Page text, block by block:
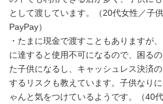
として渡しています。（20代女性／子
PayPay）
・たまに現金で渡すこともありますが
に達すると使用不可になるので、困る
た子供になるし、キャッシュレス決済
するリスクも教えています。子供なり
ゃんと気をつけているようです。（40